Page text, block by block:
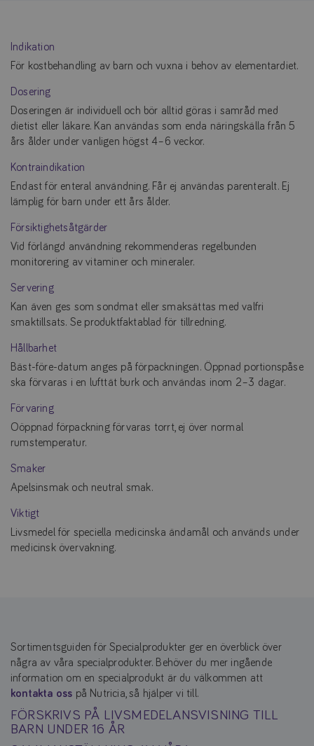
Indikation
För kostbehandling av barn och vuxna i behov av elementardiet.
Dosering
Doseringen är individuell och bör alltid göras i samråd med
dietist eller läkare. Kan användas som enda näringskälla från 5
års ålder under vanligen högst 4–6 veckor.
Kontraindikation
Endast för enteral användning. Får ej användas parenteralt. Ej
lämplig för barn under ett års ålder.
Försiktighetsåtgärder
Vid förlängd användning rekommenderas regelbunden
monitorering av vitaminer och mineraler.
Servering
Kan även ges som sondmat eller smaksättas med valfri
smaktillsats. Se produktfaktablad för tillredning.
Hållbarhet
Bäst-före-datum anges på förpackningen. Öppnad portionspåse
ska förvaras i en lufttät burk och användas inom 2–3 dagar.
Förvaring
Oöppnad förpackning förvaras torrt, ej över normal
rumstemperatur.
Smaker
Apelsinsmak och neutral smak.
Viktigt
Livsmedel för speciella medicinska ändamål och används under
medicinsk övervakning.
Sortimentsguiden för Specialprodukter ger en överblick över
några av våra specialprodukter. Behöver du mer ingående
information om en specialprodukt är du välkommen att
kontakta oss på Nutricia, så hjälper vi till.
FÖRSKRIVS PÅ LIVSMEDELANSVISNING TILL
BARN UNDER 16 ÅR